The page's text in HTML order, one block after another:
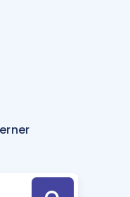
Hesaplama Aracı
için Öneriler
Tek Takvimde
Hoca ile seni sınava